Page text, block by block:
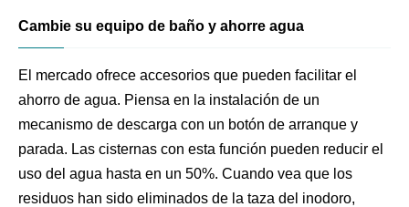
Cambie su equipo de baño y ahorre agua
El mercado ofrece accesorios que pueden facilitar el
ahorro de agua. Piensa en la instalación de un
mecanismo de descarga con un botón de arranque y
parada. Las cisternas con esta función pueden reducir el
uso del agua hasta en un 50%. Cuando vea que los
residuos han sido eliminados de la taza del inodoro,